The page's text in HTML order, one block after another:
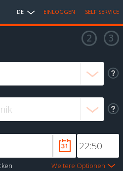
DE EINLOGGEN SELF SERVICE
Weitere Optionen